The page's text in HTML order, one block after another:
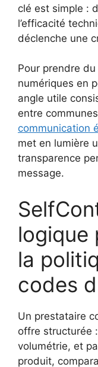
clé est simple :
l’efficacité
déclenche une
Pour prendre
numériques en
angle utile
entre
communication
met en lumière
transparence
message.
logique
la
codes
Un prestataire
offre structurée
volumétrie, et
produit,